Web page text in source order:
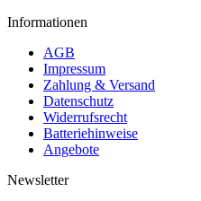
Informationen
AGB
Impressum
Zahlung & Versand
Datenschutz
Widerrufsrecht
Batteriehinweise
Angebote
Newsletter